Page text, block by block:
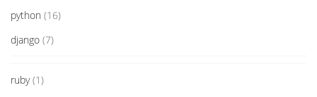
python (16)
django (7)
ruby(1)